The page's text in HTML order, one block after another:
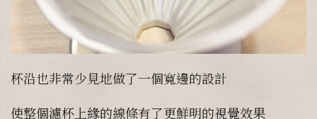
杯沿也非常少見地做了一個寬邊的設計
使整個濾杯上緣的線條有了更鮮明的視覺效果